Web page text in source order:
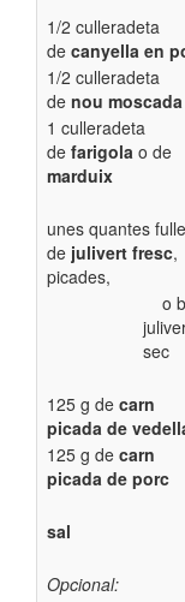
1/2 culleradeta
de canyella en
1/2 culleradeta
de nou moscada
1 culleradeta
de farigola o de
marduix
unes quantes
de julivert fresc,
picades,
o
sec
125 g de carn
picada de
125 g de carn
picada de porc
sal
Opcional: